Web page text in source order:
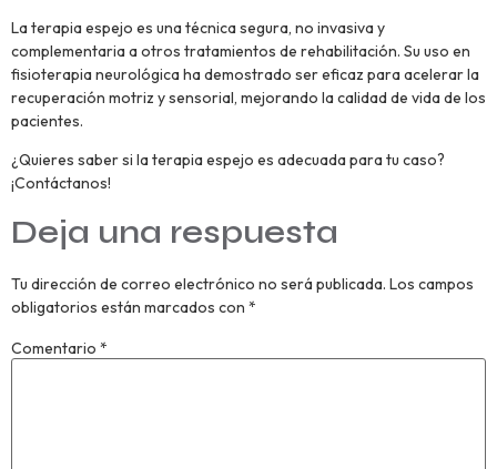
La terapia espejo es una técnica segura, no invasiva y
complementaria a otros tratamientos de rehabilitación. Su uso en
fisioterapia neurológica ha demostrado ser eficaz para acelerar la
recuperación motriz y sensorial, mejorando la calidad de vida de los
pacientes.
¿Quieres saber si la terapia espejo es adecuada para tu caso?
¡Contáctanos!
Deja una respuesta
Tu dirección de correo electrónico no será publicada. Los campos
obligatorios están marcados con *
Comentario *